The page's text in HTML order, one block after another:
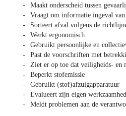
Maakt onderscheid tussen
Vraagt om informatie ingeval
Sorteert afval volgens de
Werkt ergonomisch
Gebruikt persoonlijke en
Past de voorschriften met
Ziet er op toe dat veiligheids- en
Beperkt stofemissie
Gebruikt (stof)afzuigapparatuur
Evalueert zijn eigen
Meldt problemen aan de